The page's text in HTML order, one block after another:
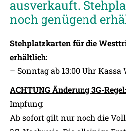
ausverkauft.
noch genügend
Stehplatzkarten für die
erhältlich:
– Sonntag ab 13:00 Uhr Kassa
ACHTUNG Änderung 3G-Regel:
Impfung:
Ab sofort gilt nur noch die